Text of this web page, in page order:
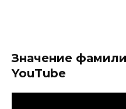
Значение
YouTube